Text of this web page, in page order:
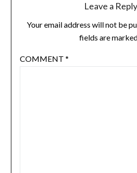
Leave a Reply
Your email address will not be
fields are
COMMENT *